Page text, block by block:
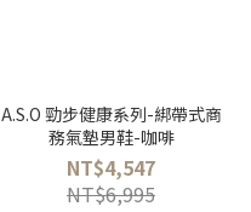
A.S.O 勁步健康系列-綁帶式商
務氣墊男鞋-咖啡
NT$4,547
NT$6,995